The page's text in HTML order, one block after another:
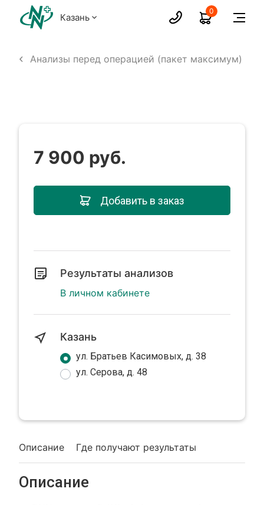
Казань
0
Анализы перед операцией (пакет максимум)
Описание Где получают результаты
Описание
7 900 руб.
Добавить в заказ
Результаты анализов
В личном кабинете
Казань
ул. Братьев Касимовых, д. 38
ул. Серова, д. 48